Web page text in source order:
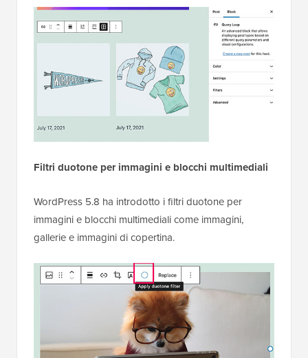
Filtri duotone per immagini e blocchi multimediali
WordPress 5.8 ha introdotto i filtri duotone per
immagini e blocchi multimediali come immagini,
gallerie e immagini di copertina.